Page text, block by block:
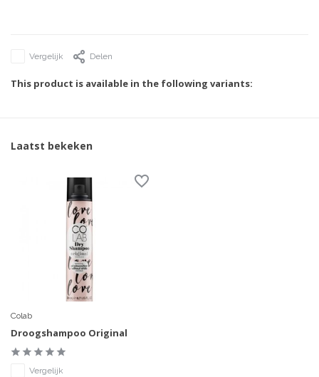
Vergelijk Delen
This product is available in the following variants:
Laatst bekeken
Colab
Droogshampoo Original
Vergelijk